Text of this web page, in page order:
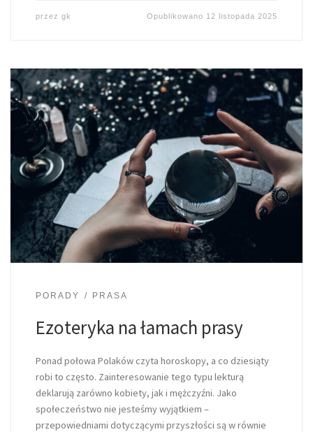
przez gk Opublikowano 12 listopada 2025
PORADY PRASA
Ezoteryka na łamach prasy
Ponad połowa Polaków czyta horoskopy, a co dziesiąty
robi to często. Zainteresowanie tego typu lekturą
deklarują zarówno kobiety, jak i mężczyźni. Jako
społeczeństwo nie jesteśmy wyjątkiem –
przepowiedniami dotyczącymi przyszłości są w równie